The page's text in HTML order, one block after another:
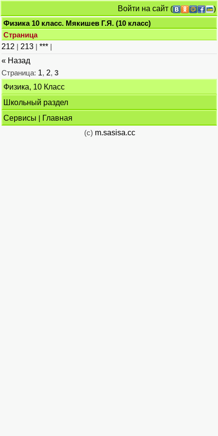
Войти на сайт (
)
Физика 10 класс. Мякишев Г.Я. (10 класс)
Страница
212 | 213 | *** |
« Назад
Страница: 1, 2, 3
Физика, 10 Класс
Школьный раздел
Сервисы | Главная
(c) m.sasisa.cc